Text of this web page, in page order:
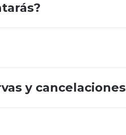
y cancelaciones